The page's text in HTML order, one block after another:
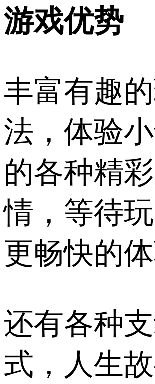
游戏优势
丰富有趣
法，体验
的各种精
情，等待
更畅快的体
还有各种
式，人生